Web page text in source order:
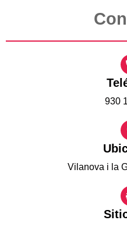
930
Vilanova i la